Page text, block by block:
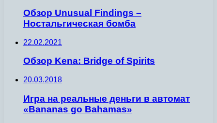
Обзор Unusual Findings –
Ностальгическая бомба
22.02.2021
Обзор Kena: Bridge of Spirits
20.03.2018
Игра на реальные деньги в автомат
«Bananas go Bahamas»